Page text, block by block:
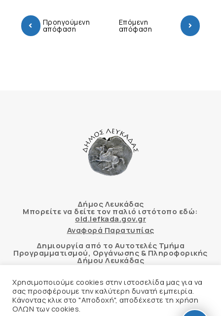
Προηγούμενη
απόφαση
Επόμενη
απόφαση
Δήμος Λευκάδας
Μπορείτε να δείτε τον παλιό ιστότοπο εδώ:
old.lefkada.gov.gr
Αναφορά Παρατυπίας
Δημιουργία από το Αυτοτελές Τμήμα
Προγραμματισμού, Οργάνωσης & Πληροφορικής
Δήμου Λευκάδας
Αυτόματος έλεγχος προσβασιμότητας
δικτυακού τόπου με βάση το πρότυπο WCAG 2.1
Χρησιμοποιούμε cookies στην ιστοσελίδα μας για να
σας προσφέρουμε την καλύτερη δυνατή εμπειρία.
Κάνοντας κλικ στο "Αποδοχή", αποδέχεστε τη χρήση
ΟΛΩΝ των cookies.